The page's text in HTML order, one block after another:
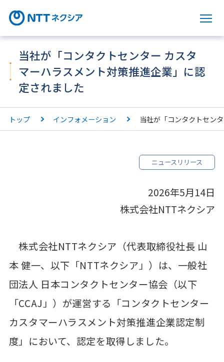
サ
当社が「コンタクトセンター カスタ
マーハラスメント対策推進企業」に認
定されました
トップ インフォメーション 当社が「コンタクトセン
ニュースリリース
2026年5月14日
株式会社NTTネクシア
株式会社NTTネクシア（代表取締役社長 山
本 健一、以下「NTTネクシア」）は、一般社
団法人 日本コンタクトセンター協会（以下
「CCAJ」）が運営する「コンタクトセンター
カスタマーハラスメント対策推進企業認定制
度」において、認定を取得しました。